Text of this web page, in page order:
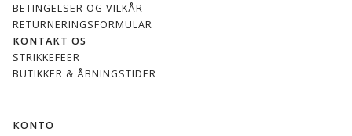
BETINGELSER OG VILKÅR
RETURNERINGSFORMULAR
KONTAKT OS
STRIKKEFEER
BUTIKKER & ÅBNINGSTIDER
KONTO